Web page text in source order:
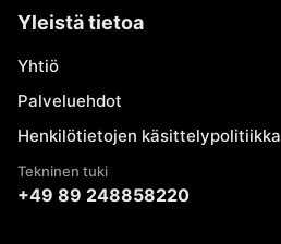
Yleistä tietoa
Yhtiö
Palveluehdot
Henkilötietojen käsittelypolitiikka
Tekninen tuki
+49 89 248858220